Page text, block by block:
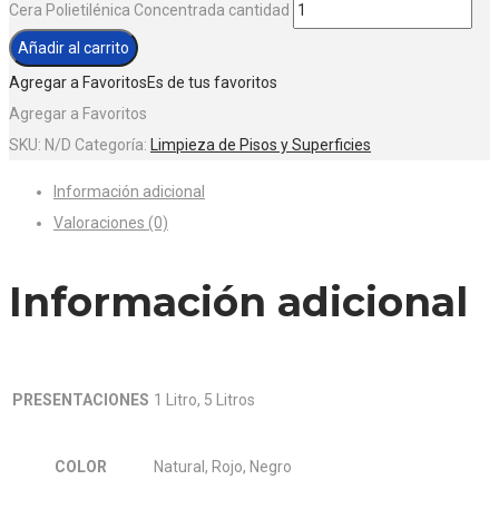
Cera Polietilénica Concentrada cantidad
Añadir al carrito
Agregar a FavoritosEs de tus favoritos
Agregar a Favoritos
SKU: N/D Categoría: Limpieza de Pisos y Superficies
Información adicional
Valoraciones (0)
Información adicional
PRESENTACIONES 1 Litro, 5 Litros
COLOR Natural, Rojo, Negro